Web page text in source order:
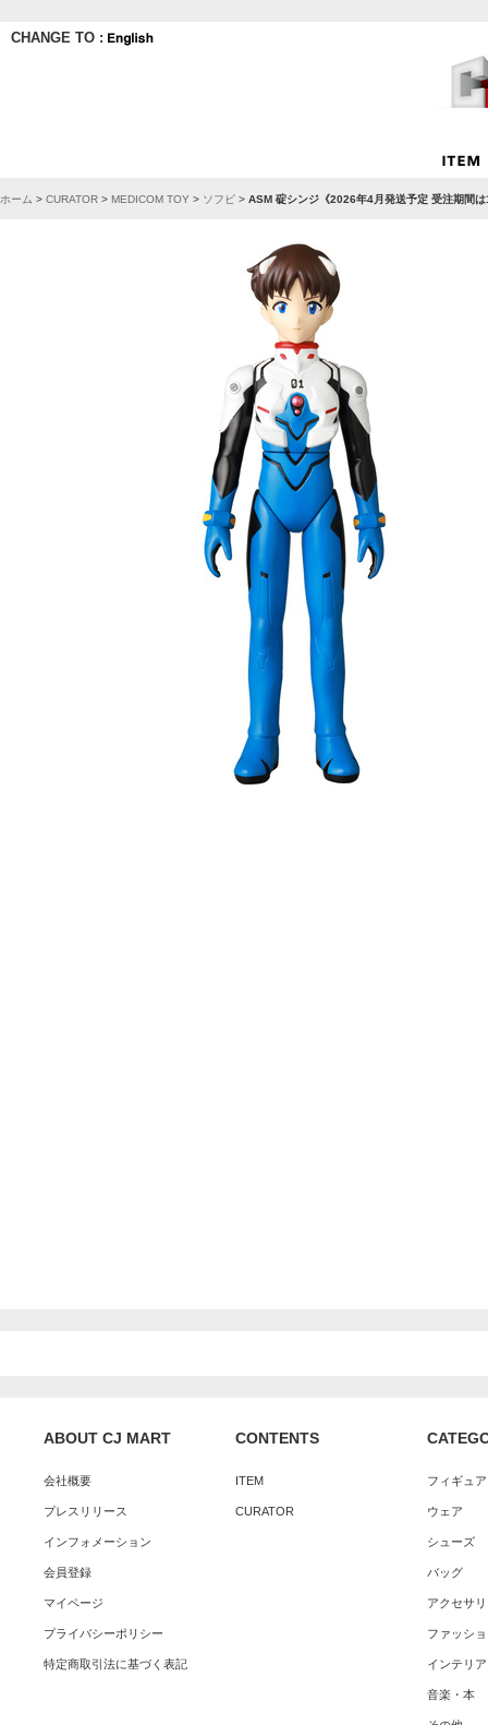
CHANGE TO :
ホーム > CURATOR > MEDICOM TOY > ソフビ > ASM 碇シンジ《2026年4月発送予定 受注期間
ABOUT CJ MART
会社概要
プレスリリース
インフォメーション
会員登録
マイページ
プライバシーポリシー
特定商取引法に基づく表記
CONTENTS
ITEM
CURATOR
フィギュ
ウェア
シューズ
バッグ
アクセサ
ファッシ
インテリア
音楽・本